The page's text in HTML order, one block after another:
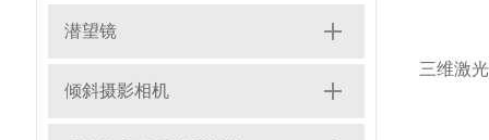
潜望镜
倾斜摄影相机
三维激